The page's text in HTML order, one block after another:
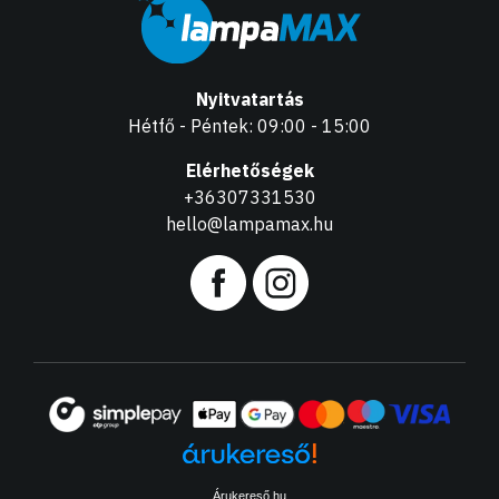
Nyitvatartás
Hétfő - Péntek: 09:00 - 15:00
Elérhetőségek
+36307331530
hello@lampamax.hu
Árukereső.hu